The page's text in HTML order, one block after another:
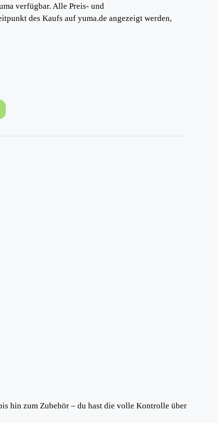
verfügbar. Alle Preis- und
des Kaufs auf yuma.de angezeigt werden,
hin zum Zubehör – du hast die volle Kontrolle über